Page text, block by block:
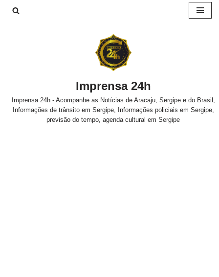
Imprensa 24h
Imprensa 24h - Acompanhe as Notícias de Aracaju, Sergipe e do Brasil,
Informações de trânsito em Sergipe, Informações policiais em Sergipe,
previsão do tempo, agenda cultural em Sergipe